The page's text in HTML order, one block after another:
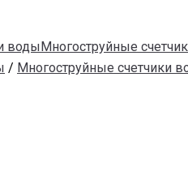
водыМногоструйные
/ Многоструйные счетчики